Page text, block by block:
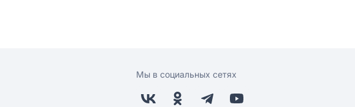
Мы в социальных сетях